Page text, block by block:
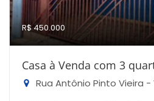
R$ 450.000
Casa à Venda com 3
Rua Antônio Pinto Vieira - Vila